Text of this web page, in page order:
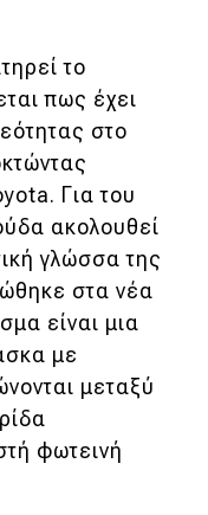
το
πως έχει
στο
Για του
ακολουθεί
γλώσσα της
στα νέα
είναι μια
με
μεταξύ
φωτεινή